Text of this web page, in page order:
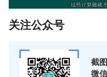
加评委会组织的答辩。
（三）评审结果公示
关注公众号
截
微